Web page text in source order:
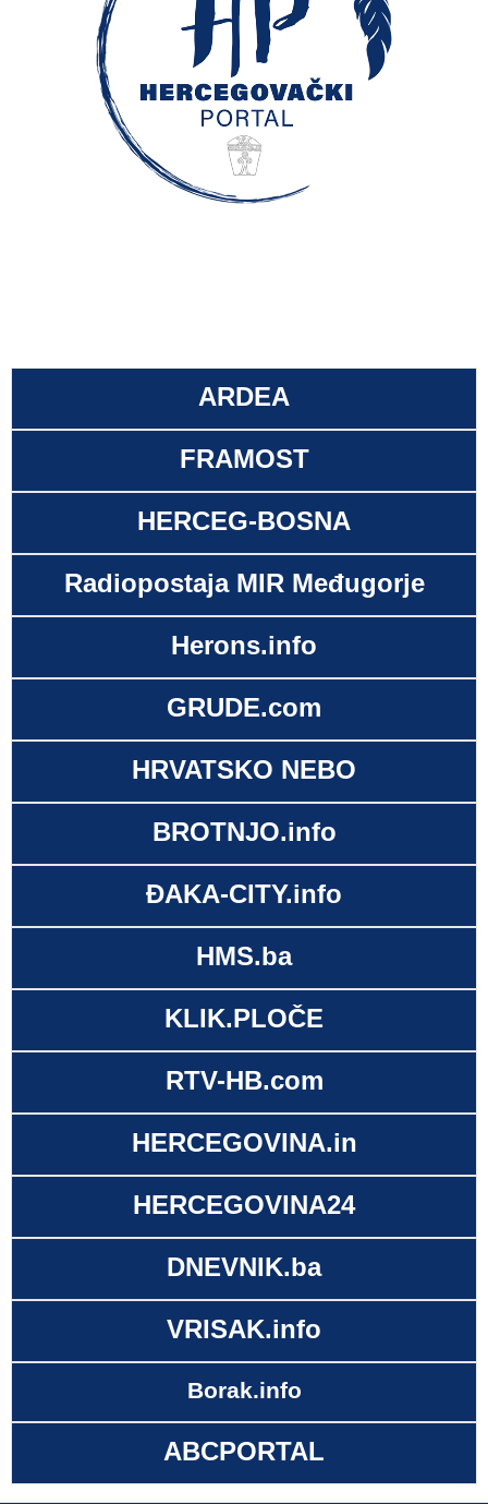
ARDEA
FRAMOST
HERCEG-BOSNA
Radiopostaja MIR Međugorje
Herons.info
GRUDE.com
HRVATSKO NEBO
BROTNJO.info
ĐAKA-CITY.info
HMS.ba
KLIK.PLOČE
RTV-HB.com
HERCEGOVINA.in
HERCEGOVINA24
DNEVNIK.ba
VRISAK.info
Borak.info
ABCPORTAL